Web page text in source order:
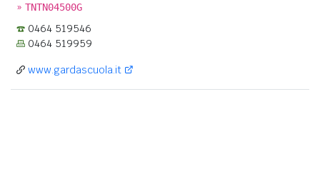
» TNTN04500G
0464 519546
0464 519959
www.gardascuola.it